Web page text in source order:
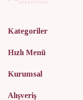
Kategoriler
Hızlı Menü
Kurumsal
Alışveriş